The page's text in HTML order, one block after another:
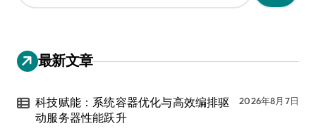
：
最新文章
科技赋能：系统容器优化与高效编排驱
动服务器性能跃升
2026年8月7日